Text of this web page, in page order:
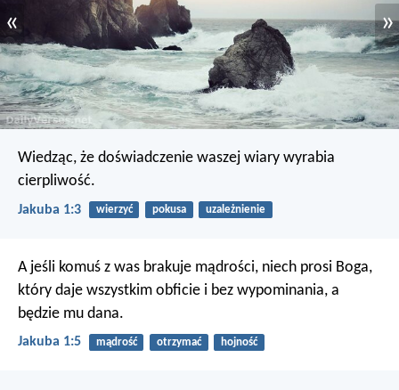
« »
Wiedząc, że doświadczenie waszej wiary wyrabia
cierpliwość.
Jakuba 1:3 wierzyć pokusa uzależnienie
A jeśli komuś z was brakuje mądrości, niech prosi Boga,
który daje wszystkim obficie i bez wypominania, a
będzie mu dana.
Jakuba 1:5 mądrość otrzymać hojność